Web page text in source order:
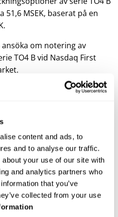
content and ads, to
and to analyse our traffic.
your use of our site with
and analytics partners who
that you’ve
collected from your use
MSEK, baserat på en
om notering av
TO4 B vid Nasdaq First
TO5 B
Formue Nord
aktieägare i Bolaget.
TO5 B ger rätt att teckna
kontant betalning
den volymviktade
aktie på Nasdaq First
under perioden från och